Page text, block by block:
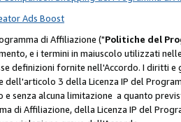
Ads Boost
di Affiliazione ("Politiche del
e i termini in maiuscolo utilizzati
definizioni fornite nell'Accordo. I diritti
dell'articolo 3 della Licenza IP del
e senza alcuna limitazione a quanto
di Affiliazione, della Licenza IP del